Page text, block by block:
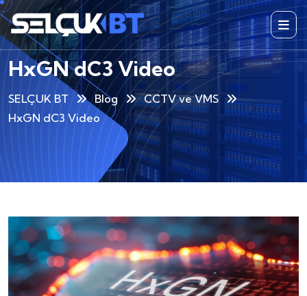
HxGN dC3 Video
SELÇUK BT Blog
CCTV ve VMS
HxGN dC3 Video